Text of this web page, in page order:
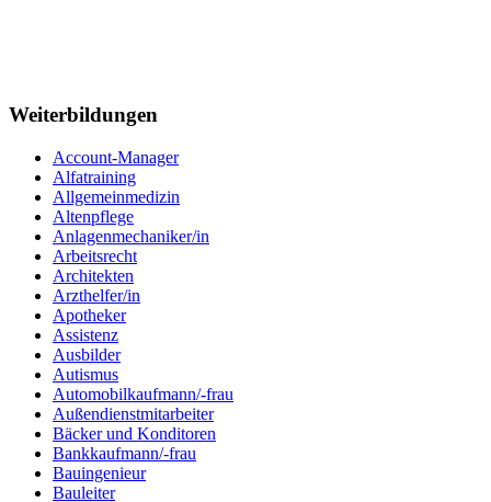
Weiterbildungen
Account-Manager
Alfatraining
Allgemeinmedizin
Altenpflege
Anlagenmechaniker/in
Arbeitsrecht
Architekten
Arzthelfer/in
Apotheker
Assistenz
Ausbilder
Autismus
Automobilkaufmann/-frau
Außendienstmitarbeiter
Bäcker und Konditoren
Bankkaufmann/-frau
Bauingenieur
Bauleiter